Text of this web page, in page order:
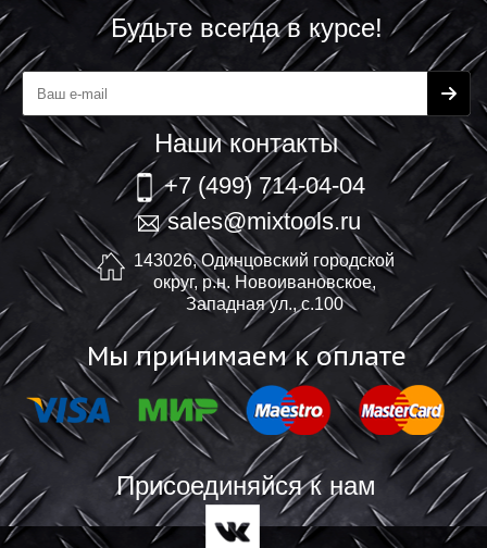
Будьте всегда в курсе!
Наши контакты
+7 (499) 714-04-04
sales@mixtools.ru
143026, Одинцовский городской
округ, р.н. Новоивановское,
Западная ул., с.100
Мы принимаем к оплате
Присоединяйся к нам